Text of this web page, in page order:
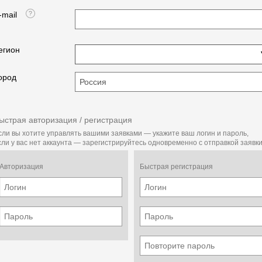
mail
авторизация / регистрация
вы хотите управлять вашими заявками — укажите ваш логин и пароль,
у вас нет аккаунта — зарегистрируйтесь одновременно с отправкой
Авторизация Быстрая регистрация